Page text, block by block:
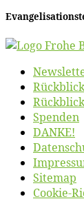
Spen­den
DANKE!
Site­map
Coo­kie-